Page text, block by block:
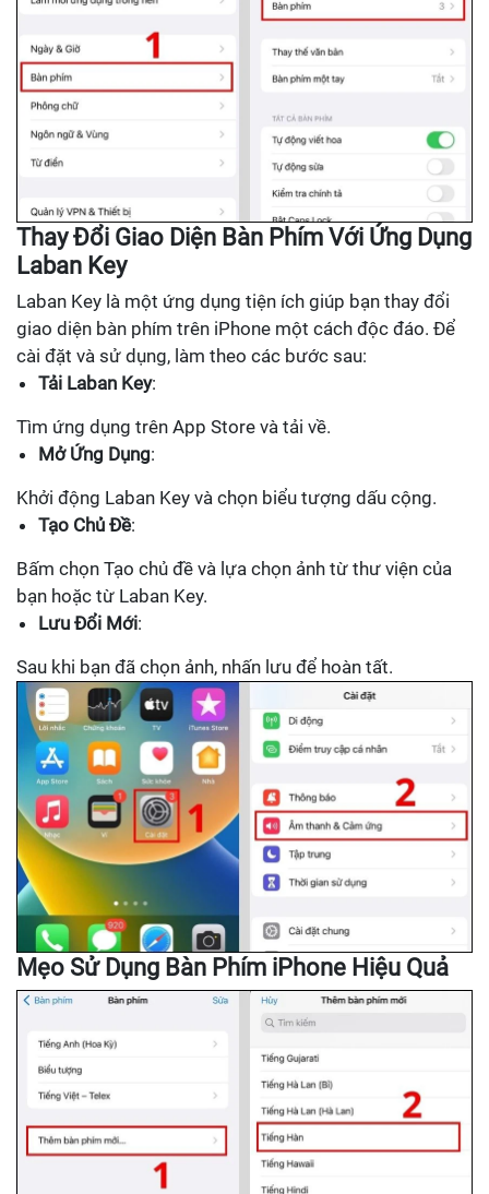
Thay Đổi Giao Diện Bàn Phím Với Ứng Dụng
Laban Key
Laban Key là một ứng dụng tiện ích giúp bạn thay đổi
giao diện bàn phím trên iPhone một cách độc đáo. Để
cài đặt và sử dụng, làm theo các bước sau:
Tải Laban Key:
Tìm ứng dụng trên App Store và tải về.
Mở Ứng Dụng:
Khởi động Laban Key và chọn biểu tượng dấu cộng.
Tạo Chủ Đề:
Bấm chọn Tạo chủ đề và lựa chọn ảnh từ thư viện của
bạn hoặc từ Laban Key.
Lưu Đổi Mới:
Sau khi bạn đã chọn ảnh, nhấn lưu để hoàn tất.
Mẹo Sử Dụng Bàn Phím iPhone Hiệu Quả